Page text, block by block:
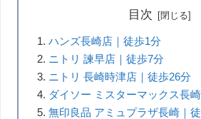
目次
ハンズ長崎店｜徒歩1分
ニトリ 諫早店｜徒歩7分
ニトリ 長崎時津店｜徒歩26分
ダイソー ミスターマックス長
無印良品 アミュプラザ長崎｜